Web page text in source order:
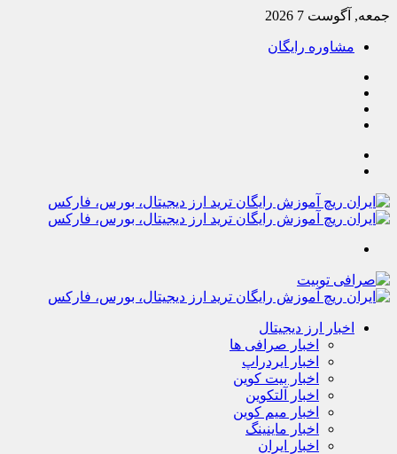
جمعه, آگوست 7 2026
مشاوره رایگان
اخبار ارز دیجیتال
اخبار صرافی ها
اخبار ایردراپ
اخبار بیت کوین
اخبار آلتکوین
اخبار میم کوین
اخبار ماینینگ
اخبار ایران